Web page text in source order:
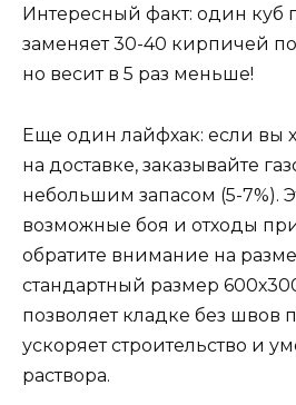
Интересный факт: один куб
заменяет 30-40 кирпичей
но весит в 5 раз меньше!
Еще один лайфхак: если вы
на доставке, заказывайте
небольшим запасом (5-7%).
возможные боя и отходы
обратите внимание на
стандартный размер
позволяет кладке без швов
ускоряет строительство и
раствора.